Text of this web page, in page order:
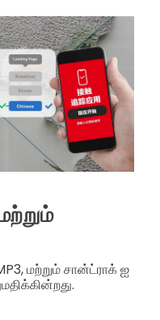
மற்றும் சான்ட்ராக் ஐ